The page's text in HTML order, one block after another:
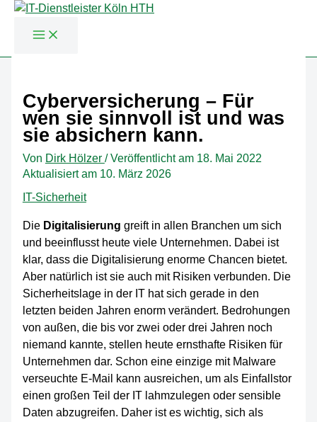
springen
Cyberversicherung – Für
wen sie sinnvoll ist und was
sie absichern kann.
Von Dirk Hölzer /Veröffentlicht am 18. Mai 2022
Aktualisiert am 10. März 2026
IT-Sicherheit
Die Digitalisierung greift in allen Branchen um sich
und beeinflusst heute viele Unternehmen. Dabei ist
klar, dass die Digitalisierung enorme Chancen bietet.
Aber natürlich ist sie auch mit Risiken verbunden. Die
Sicherheitslage in der IT hat sich gerade in den
letzten beiden Jahren enorm verändert. Bedrohungen
von außen, die bis vor zwei oder drei Jahren noch
niemand kannte, stellen heute ernsthafte Risiken für
Unternehmen dar. Schon eine einzige mit Malware
verseuchte E-Mail kann ausreichen, um als Einfallstor
einen großen Teil der IT lahmzulegen oder sensible
Daten abzugreifen. Daher ist es wichtig, sich als